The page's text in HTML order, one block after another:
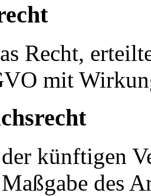
Recht,
mit
künftigen
des